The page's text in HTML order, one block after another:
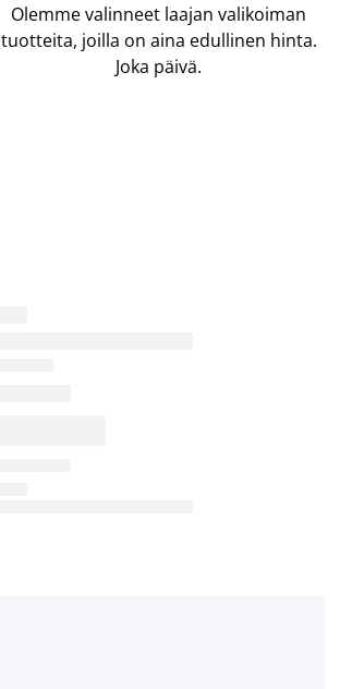
Olemme valinneet laajan valikoiman
tuotteita, joilla on aina edullinen hinta.
Joka päivä.